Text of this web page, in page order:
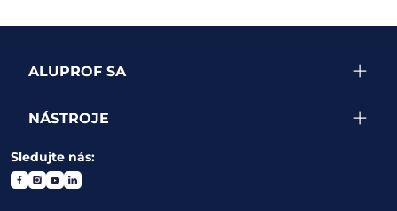
ALUPROF SA
NÁSTROJE
Sledujte nás: